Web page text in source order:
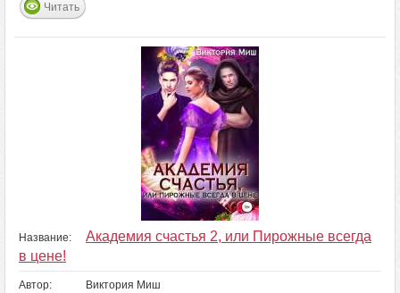
Читать
Название:
Академия счастья 2, или Пирожные всегда
в цене!
Автор: Виктория Миш